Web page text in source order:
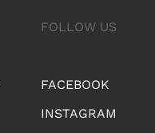
FOLLOW US
FACEBOOK
INSTAGRAM